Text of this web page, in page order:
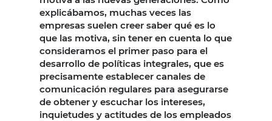
explicábamos, muchas veces las
empresas suelen creer saber qué es lo
que las motiva, sin tener en cuenta lo que
consideramos el primer paso para el
desarrollo de políticas integrales, que es
precisamente establecer canales de
comunicación regulares para asegurarse
de obtener y escuchar los intereses,
inquietudes y actitudes de los empleados